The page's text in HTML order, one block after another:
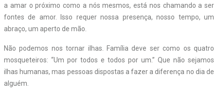
a amar o próximo como a nós mesmos, está nos chamando a ser
fontes de amor. Isso requer nossa presença, nosso tempo, um
abraço, um aperto de mão.
Não podemos nos tornar ilhas. Família deve ser como os quatro
mosqueteiros: “Um por todos e todos por um.” Que não sejamos
ilhas humanas, mas pessoas dispostas a fazer a diferença no dia de
alguém.